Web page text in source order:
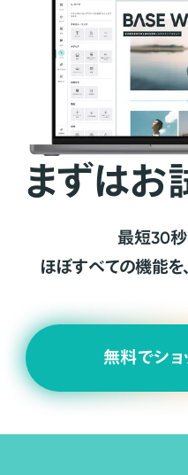
まずはお
最短30秒
ほぼすべての機能を
無料でショ